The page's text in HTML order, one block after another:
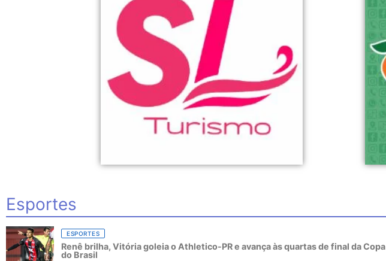
Esportes
ESPORTES
Renê brilha, Vitória goleia o Athletico-PR e avança às quartas de final da Copa
do Brasil